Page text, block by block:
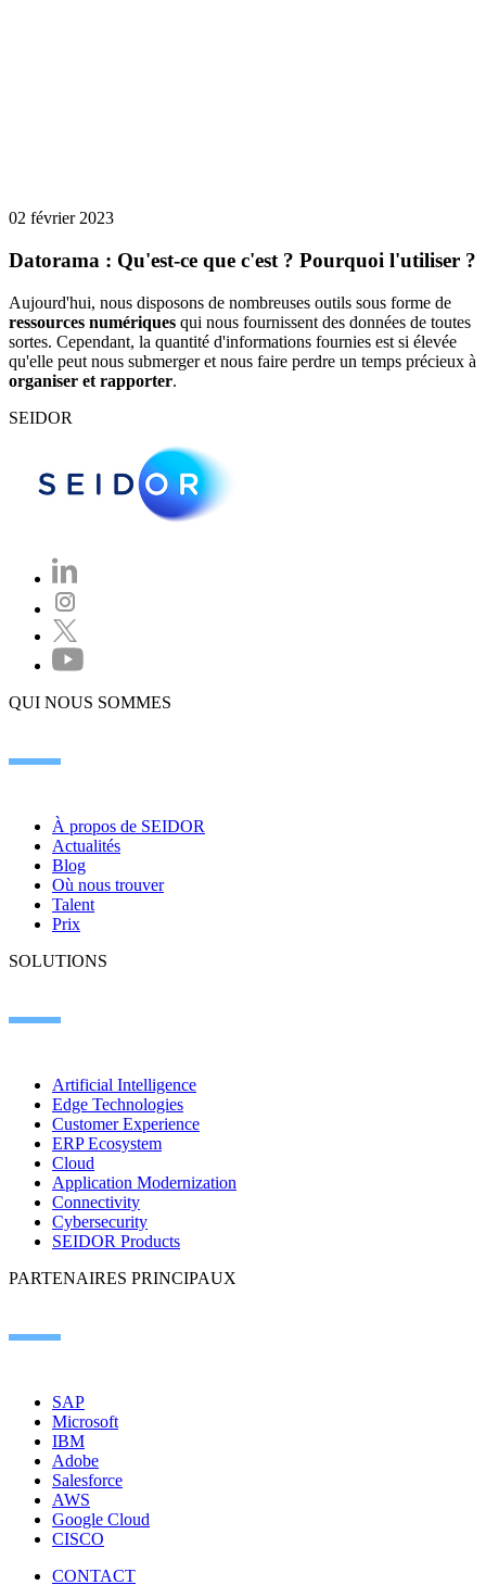
02 février 2023
Datorama : Qu'est-ce que c'est ? Pourquoi l'utiliser ?
Aujourd'hui, nous disposons de nombreuses outils sous forme de
ressources numériques qui nous fournissent des données de toutes
sortes. Cependant, la quantité d'informations fournies est si élevée
qu'elle peut nous submerger et nous faire perdre un temps précieux à
organiser et rapporter.
SEIDOR
QUI NOUS SOMMES
À propos de SEIDOR
Actualités
Blog
Où nous trouver
Talent
Prix
SOLUTIONS
Artificial Intelligence
Edge Technologies
Customer Experience
ERP Ecosystem
Cloud
Application Modernization
Connectivity
Cybersecurity
SEIDOR Products
PARTENAIRES PRINCIPAUX
SAP
Microsoft
IBM
Adobe
Salesforce
AWS
Google Cloud
CISCO
CONTACT